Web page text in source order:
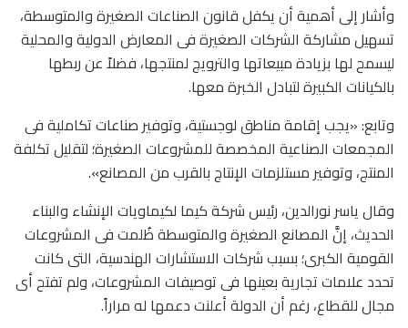
وأشار إلى أهمية أن يكفل قانون الصناعات الصغيرة والمتوسطة،
تسهيل مشاركة الشركات الصغيرة فى المعارض الدولية والمحلية
ليسمح لها بزيادة مبيعاتها والترويج لمنتجها، فضلاً عن ربطها
بالكيانات الكبيرة لتبادل الخبرة معها.
وتابع: «يجب إقامة مناطق لوجستية، وتوفير صناعات تكاملية فى
المجمعات الصناعية المخصصة للمشروعات الصغيرة؛ لتقليل تكلفة
المنتج، وتوفير مستلزمات الإنتاج بالقرب من المصانع».
وقال ياسر نورالدين، رئيس شركة كيما لكيماويات الإنشاء والبناء
الحديث، إنَّ المصانع الصغيرة والمتوسطة ظُلمت فى المشروعات
القومية الكبرى؛ بسبب شركات الاستشارات الهندسية، التى كانت
تحدد علامات تجارية بعينها فى توصيفات المشروعات، ولم تفتح أى
مجال للقطاع، رغم أن الدولة أعلنت دعمها له مراراً.